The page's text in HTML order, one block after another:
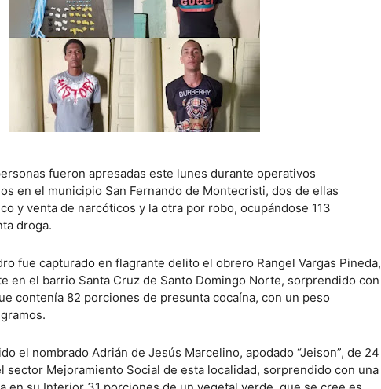
fueron apresadas este lunes durante operativos
en el municipio San Fernando de Montecristi, dos de ellas
y venta de narcóticos y la otra por robo, ocupándose 113
droga.
fue capturado en flagrante delito el obrero Rangel Vargas Pineda,
en el barrio Santa Cruz de Santo Domingo Norte, sorprendido con
contenía 82 porciones de presunta cocaína, con un peso
el nombrado Adrián de Jesús Marcelino, apodado “Jeison”, de 24
sector Mejoramiento Social de esta localidad, sorprendido con una